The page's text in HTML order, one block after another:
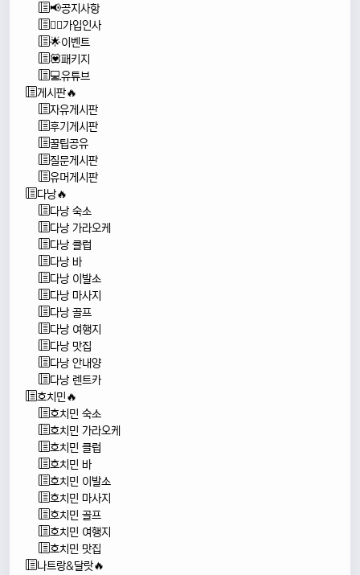
📢공지사항
🙇‍♂️가입인사
🌟이벤트
💟패키지
💻유튜브
게시판🔥
자유게시판
후기게시판
꿀팁공유
질문게시판
유머게시판
다낭🔥
다낭 숙소
다낭 가라오케
다낭 클럽
다낭 바
다낭 이발소
다낭 마사지
다낭 골프
다낭 여행지
다낭 맛집
다낭 안내양
다낭 렌트카
호치민🔥
호치민 숙소
호치민 가라오케
호치민 클럽
호치민 바
호치민 이발소
호치민 마사지
호치민 골프
호치민 여행지
호치민 맛집
나트랑&달랏🔥